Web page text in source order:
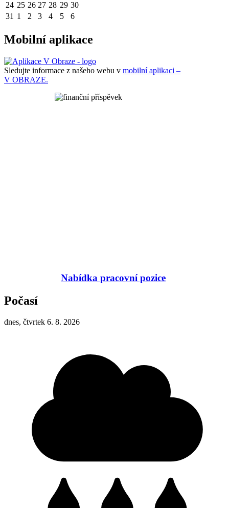
24 25 26 27 28 29 30
31 1 2 3 4 5 6
Mobilní aplikace
Sledujte informace z našeho webu v mobilní aplikaci –
V OBRAZE.
Nabídka pracovní pozice
Počasí
dnes, čtvrtek 6. 8. 2026